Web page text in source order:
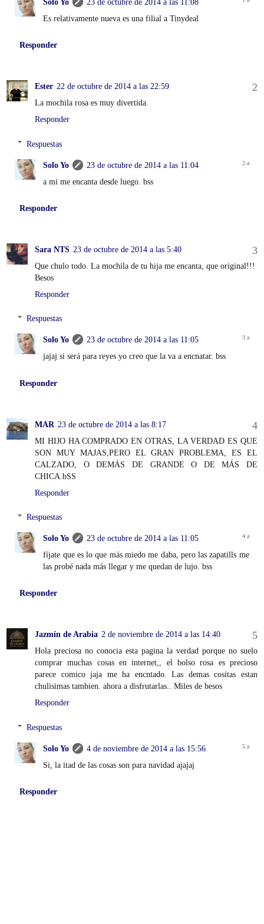
Es relativamente nueva es una filial a Tinydeal
Responder
Ester 22 de octubre de 2014 a las 22:59
La mochila rosa es muy divertida.
Responder
Respuestas
Solo Yo
23 de octubre de 2014 a las 11:04
a mi me encanta desde luego. bss
Responder
Sara NTS 23 de octubre de 2014 a las 5:40
Que chulo todo. La mochila de tu hija me encanta, que original!!!
Besos
Responder
Respuestas
Solo Yo
23 de octubre de 2014 a las 11:05
jajaj si será para reyes yo creo que la va a encnatar. bss
Responder
MAR 23 de octubre de 2014 a las 8:17
MI HIJO HA COMPRADO EN OTRAS, LA VERDAD ES QUE
SON MUY MAJAS,PERO EL GRAN PROBLEMA, ES EL
CALZADO, O DEMÁS DE GRANDE O DE MÁS DE
CHICA.bSS
Responder
Respuestas
Solo Yo
23 de octubre de 2014 a las 11:05
fíjate que es lo que más miedo me daba, pero las zapatills me
las probé nada más llegar y me quedan de lujo. bss
Responder
Jazmín de Arabia 2 de noviembre de 2014 a las 14:40
Hola preciosa no conocia esta pagina la verdad porque no suelo
comprar muchas cosas en internet,, el bolso rosa es precioso
parece comico jaja me ha encntado. Las demas cositas estan
chulisimas tambien. ahora a disfrutarlas.. Miles de besos
Responder
Respuestas
Solo Yo
4 de noviembre de 2014 a las 15:56
Si, la itad de las cosas son para navidad ajajaj
Responder